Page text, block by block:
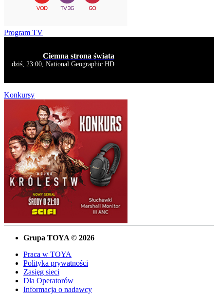
Program TV
Ciemna strona świata
dziś, 23:00, National Geographic HD
Konkursy
Grupa TOYA © 2026
Praca w TOYA
Polityka prywatności
Zasięg sieci
Dla Operatorów
Informacja o nadawcy